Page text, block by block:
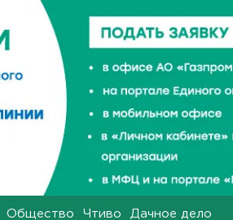
Общество Чтиво Дачное дело